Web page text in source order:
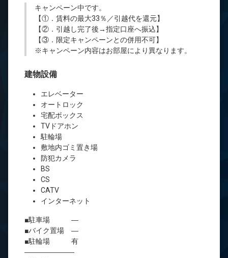
キャンペーン中です。
【①．賃料の最大33％／引越代を還元】
【②．引越し完了後→指定口座へ振込】
【③．限定キャンペーンとの併用不可】
※キャンペーン内容はお部屋により異なります。
建物設備
エレベーター
オートロック
宅配ボックス
TVドアホン
駐輪場
敷地内ゴミ置き場
防犯カメラ
BS
CS
CATV
インターネット
■駐車場 ―
■バイク置場 ―
■駐輪場 有
―――――――